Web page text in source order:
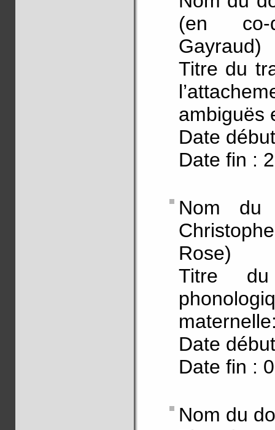
(en co-
Gayraud)
Titre du
ambiguës
Date
Date fin :
Nom du
Rose)
Titre du
Date
Date fin :
Nom du